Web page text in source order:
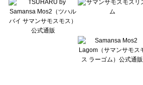
Lugnoncure（ルノンキュール）のバッグ一覧
BETTY'S BLUE（べティーズブルー）のバッグ一覧
Wpc.（ワールドパーティー）のバッグ一覧